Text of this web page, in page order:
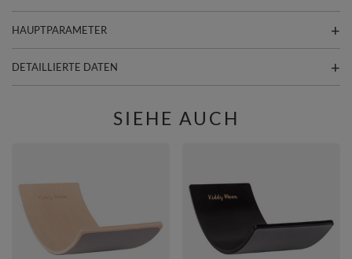
HAUPTPARAMETER
DETAILLIERTE DATEN
SIEHE AUCH